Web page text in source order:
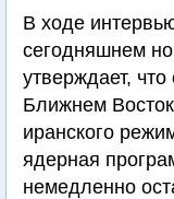
В ходе
сегодняшнем
утверждает,
Ближнем
иранского
ядерная
немедленно